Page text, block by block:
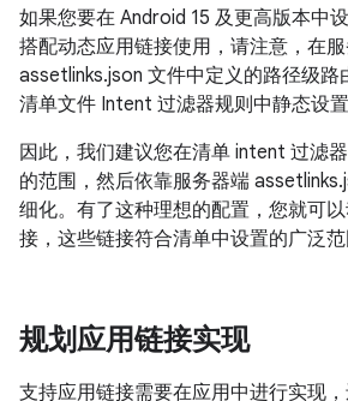
如果您要在 Android 15 及更高版本中
搭配动态应用链接使用，请注意，在
assetlinks.json 文件中定义的路径级路
清单文件 Intent 过滤器规则中静态设置
因此，我们建议您在清单 intent 过滤
的范围，然后依靠服务器端
细化。有了这种理想的配置，您就可
接，这些链接符合清单中设置的广泛范
规划应用链接实现
支持应用链接需要在应用中进行实现